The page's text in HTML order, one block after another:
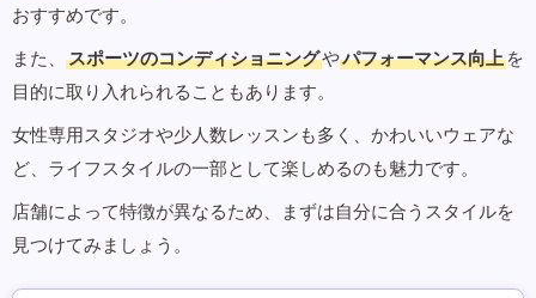
おすすめです。
また、
スポーツのコンディショニングやパフォーマンス向上 を
目的に取り入れられることもあります。
女性専用スタジオや少人数レッスンも多く、かわいいウェアな
ど、ライフスタイルの一部として楽しめるのも魅力です。
店舗によって特徴が異なるため、まずは自分に合うスタイルを
見つけてみましょう。